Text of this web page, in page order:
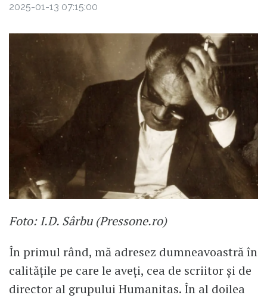
2025-01-13 07:15:00
Foto: I.D. Sârbu (Pressone.ro)
În primul rând, mă adresez dumneavoastră în
calitățile pe care le aveți, cea de scriitor și de
director al grupului Humanitas. În al doilea